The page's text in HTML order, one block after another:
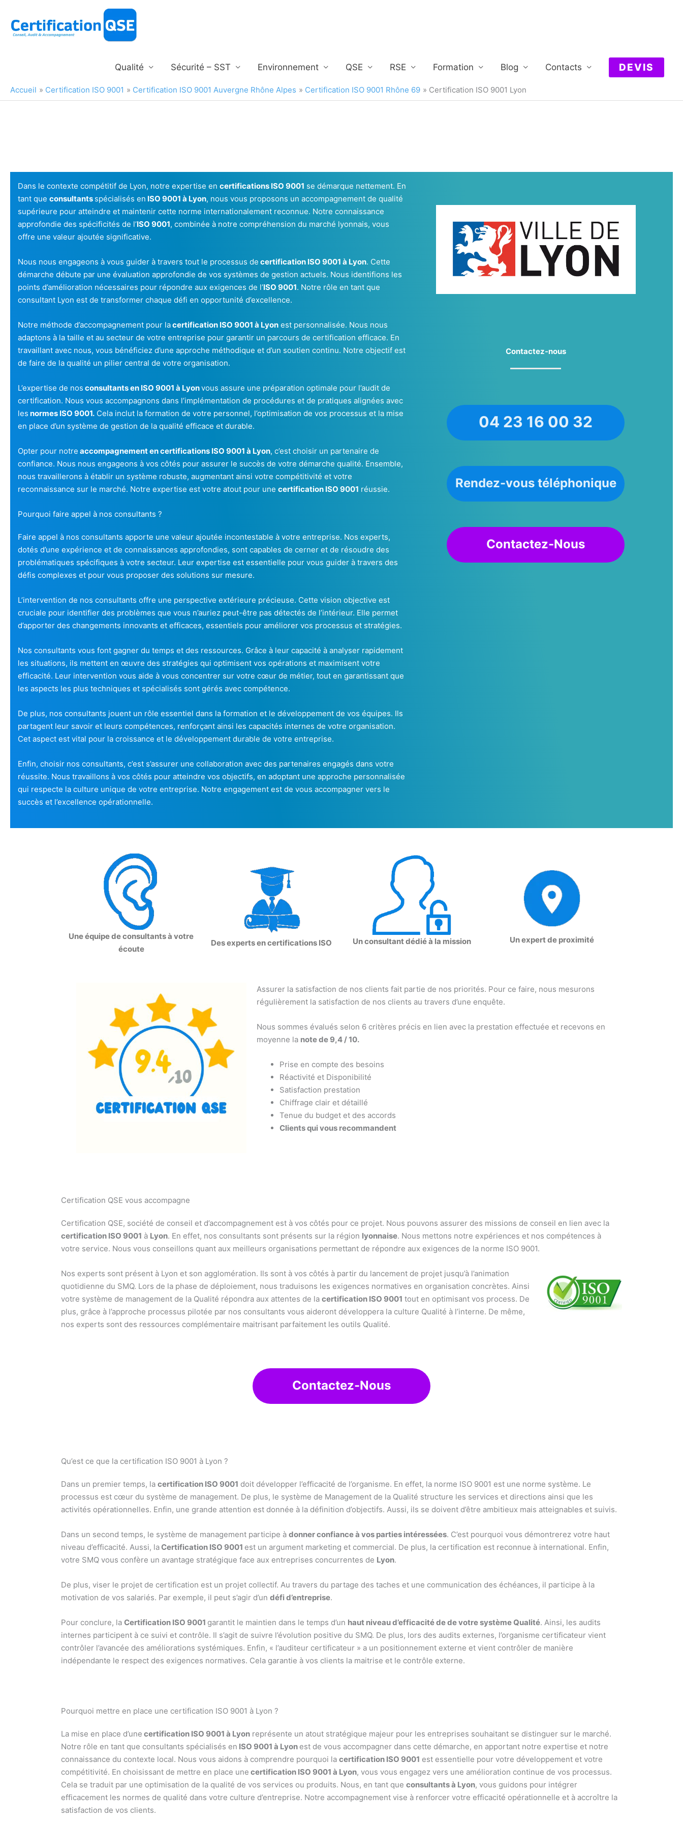
contenu
Qualité Sécurité – SST Environnement QSE RSE Formation Blog Contacts DEVIS
Accueil Certification ISO 9001 Certification ISO 9001 Auvergne Rhône Alpes Certification ISO 9001 Rhône 69 Certification ISO 9001 Lyon
Dans le contexte compétitif de Lyon, notre expertise en certifications ISO 9001 se démarque nettement. En
tant que consultants spécialisés en ISO 9001 à Lyon, nous vous proposons un accompagnement de qualité
supérieure pour atteindre et maintenir cette norme internationalement reconnue. Notre connaissance
approfondie des spécificités de l’ISO 9001, combinée à notre compréhension du marché lyonnais, vous
offre une valeur ajoutée significative.
Nous nous engageons à vous guider à travers tout le processus de certification ISO 9001 à Lyon. Cette
démarche débute par une évaluation approfondie de vos systèmes de gestion actuels. Nous identifions les
points d’amélioration nécessaires pour répondre aux exigences de l’ISO 9001. Notre rôle en tant que
consultant Lyon est de transformer chaque défi en opportunité d’excellence.
Notre méthode d’accompagnement pour lacertification ISO 9001 à Lyon est personnalisée. Nous nous
adaptons à la taille et au secteur de votre entreprise pour garantir un parcours de certification efficace. En
travaillant avec nous, vous bénéficiez d’une approche méthodique et d’un soutien continu. Notre objectif est
de faire de la qualité un pilier central de votre organisation.
L’expertise de nos consultants en ISO 9001 à Lyonvous assure une préparation optimale pour l’audit de
certification. Nous vous accompagnons dans l’implémentation de procédures et de pratiques alignées avec
les normes ISO 9001. Cela inclut la formation de votre personnel, l’optimisation de vos processus et la mise
en place d’un système de gestion de la qualité efficace et durable.
Opter pour notre accompagnement en certifications ISO 9001 à Lyon, c’est choisir un partenaire de
confiance. Nous nous engageons à vos côtés pour assurer le succès de votre démarche qualité. Ensemble,
nous travaillerons à établir un système robuste, augmentant ainsi votre compétitivité et votre
reconnaissance sur le marché. Notre expertise est votre atout pour une certification ISO 9001 réussie.
Pourquoi faire appel à nos consultants ?
Faire appel à nos consultants apporte une valeur ajoutée incontestable à votre entreprise. Nos experts,
dotés d’une expérience et de connaissances approfondies, sont capables de cerner et de résoudre des
problématiques spécifiques à votre secteur. Leur expertise est essentielle pour vous guider à travers des
défis complexes et pour vous proposer des solutions sur mesure.
L’intervention de nos consultants offre une perspective extérieure précieuse. Cette vision objective est
cruciale pour identifier des problèmes que vous n’auriez peut-être pas détectés de l’intérieur. Elle permet
d’apporter des changements innovants et efficaces, essentiels pour améliorer vos processus et stratégies.
Nos consultants vous font gagner du temps et des ressources. Grâce à leur capacité à analyser rapidement
les situations, ils mettent en œuvre des stratégies qui optimisent vos opérations et maximisent votre
efficacité. Leur intervention vous aide à vous concentrer sur votre cœur de métier, tout en garantissant que
les aspects les plus techniques et spécialisés sont gérés avec compétence.
De plus, nos consultants jouent un rôle essentiel dans la formation et le développement de vos équipes. Ils
partagent leur savoir et leurs compétences, renforçant ainsi les capacités internes de votre organisation.
Cet aspect est vital pour la croissance et le développement durable de votre entreprise.
Enfin, choisir nos consultants, c’est s’assurer une collaboration avec des partenaires engagés dans votre
réussite. Nous travaillons à vos côtés pour atteindre vos objectifs, en adoptant une approche personnalisée
qui respecte la culture unique de votre entreprise. Notre engagement est de vous accompagner vers le
succès et l’excellence opérationnelle.
Contactez-nous
04 23 16 00 32
Rendez-vous téléphonique
Contactez-Nous
Une équipe de consultants à votre
écoute
Des experts en certifications ISO Un consultant dédié à la mission Un expert de proximité
Assurer la satisfaction de nos clients fait partie de nos priorités. Pour ce faire, nous mesurons
régulièrement la satisfaction de nos clients au travers d’une enquête.
Nous sommes évalués selon 6 critères précis en lien avec la prestation effectuée et recevons en
moyenne la note de 9,4 / 10.
Prise en compte des besoins
Réactivité et Disponibilité
Satisfaction prestation
Chiffrage clair et détaillé
Tenue du budget et des accords
Clients qui vous recommandent
Certification QSE vous accompagne
Certification QSE, société de conseil et d’accompagnement est à vos côtés pour ce projet. Nous pouvons assurer des missions de conseil en lien avec la
certification ISO 9001 à Lyon. En effet, nos consultants sont présents sur la région lyonnaise. Nous mettons notre expériences et nos compétences à
votre service. Nous vous conseillons quant aux meilleurs organisations permettant de répondre aux exigences de la norme ISO 9001.
Nos experts sont présent à Lyon et son agglomération. Ils sont à vos côtés à partir du lancement de projet jusqu’à l’animation
quotidienne du SMQ. Lors de la phase de déploiement, nous traduisons les exigences normatives en organisation concrètes. Ainsi
votre système de management de la Qualité répondra aux attentes de lacertification ISO 9001 tout en optimisant vos process. De
plus, grâce à l’approche processus pilotée par nos consultants vous aideront développera la culture Qualité à l’interne. De même,
nos experts sont des ressources complémentaire maitrisant parfaitement les outils Qualité.
Contactez-Nous
Qu’est ce que la certification ISO 9001 à Lyon ?
Dans un premier temps, lacertification ISO 9001 doit développer l’efficacité de l’organisme. En effet, la norme ISO 9001 est une norme système. Le
processus est cœur du système de management. De plus, le système de Management de la Qualité structure les services et directions ainsi que les
activités opérationnelles. Enfin, une grande attention est donnée à la définition d’objectifs. Aussi, ils se doivent d’être ambitieux mais atteignables et suivis.
Dans un second temps, le système de management participe àdonner confiance à vos parties intéressées. C’est pourquoi vous démontrerez votre haut
niveau d’efficacité. Aussi, laCertification ISO 9001 est un argument marketing et commercial. De plus, la certification est reconnue à international. Enfin,
votre SMQ vous confère un avantage stratégique face aux entreprises concurrentes de Lyon.
De plus, viser le projet de certification est un projet collectif. Au travers du partage des taches et une communication des échéances, il participe à la
motivation de vos salariés. Par exemple, il peut s’agir d’undéfi d’entreprise.
Pour conclure, laCertification ISO 9001 garantit le maintien dans le temps d’un haut niveau d’efficacité de de votre système Qualité. Ainsi, les audits
internes participent à ce suivi et contrôle. Il s’agit de suivre l’évolution positive du SMQ. De plus, lors des audits externes, l’organisme certificateur vient
contrôler l’avancée des améliorations systémiques. Enfin, « l’auditeur certificateur » a un positionnement externe et vient contrôler de manière
indépendante le respect des exigences normatives. Cela garantie à vos clients la maitrise et le contrôle externe.
Pourquoi mettre en place une certification ISO 9001 à Lyon ?
La mise en place d’une certification ISO 9001 à Lyon représente un atout stratégique majeur pour les entreprises souhaitant se distinguer sur le marché.
Notre rôle en tant que consultants spécialisés en ISO 9001 à Lyon est de vous accompagner dans cette démarche, en apportant notre expertise et notre
connaissance du contexte local. Nous vous aidons à comprendre pourquoi lacertification ISO 9001 est essentielle pour votre développement et votre
compétitivité. En choisissant de mettre en place une certification ISO 9001 à Lyon, vous vous engagez vers une amélioration continue de vos processus.
Cela se traduit par une optimisation de la qualité de vos services ou produits. Nous, en tant queconsultants à Lyon, vous guidons pour intégrer
efficacement les normes de qualité dans votre culture d’entreprise. Notre accompagnement vise à renforcer votre efficacité opérationnelle et à accroître la
satisfaction de vos clients.